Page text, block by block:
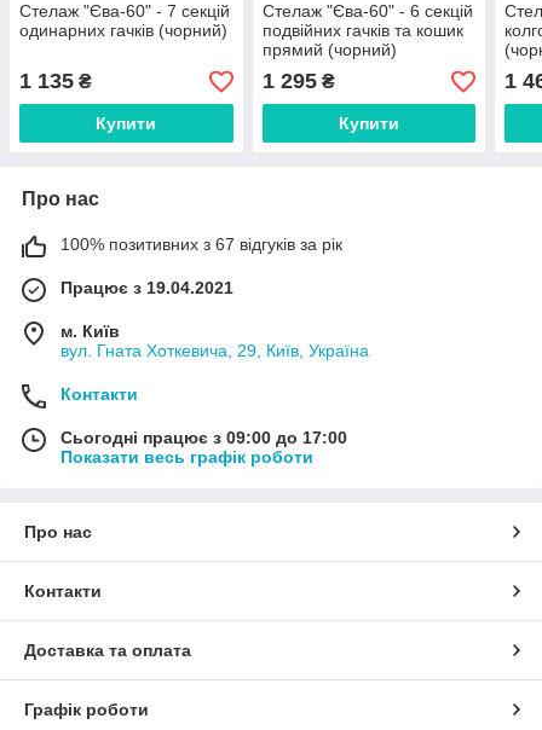
Стелаж "Єва-60" - 7 секцій
одинарних гачків (чорний)
1 135 ₴
Купити
Стелаж "Єва-60" - 6 секцій
подвійних гачків та кошик
прямий (чорний)
1 295₴
Купити
1
Про нас
100% позитивних з 67 відгуків за рік
Працює з 19.04.2021
м. Київ
вул. Гната Хоткевича, 29, Київ, Україна
Контакти
Сьогодні працює з 09:00 до 17:00
Показати весь графік роботи
Про нас
Контакти
Доставка та оплата
Графік роботи